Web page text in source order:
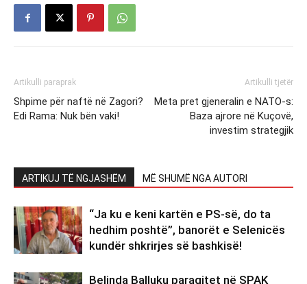
Artikulli paraprak
Shpime për naftë në Zagori?
Edi Rama: Nuk bën vaki!
Artikulli tjetër
Meta pret gjeneralin e NATO-s:
Baza ajrore në Kuçovë,
investim strategjik
ARTIKUJ TË NGJASHËM MË SHUMË NGA AUTORI
“Ja ku e keni kartën e PS-së, do ta
hedhim poshtë”, banorët e Selenicës
kundër shkrirjes së bashkisë!
Belinda Balluku paraqitet në SPAK